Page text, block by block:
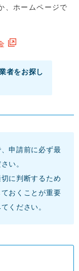
、ホームページで
者をお探し
申請前に必ず最
い。
に判断するため
おくことが重要
ください。